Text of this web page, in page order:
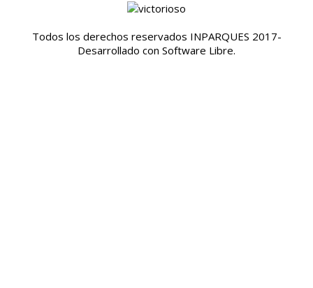
Todos los derechos reservados INPARQUES 2017-
Desarrollado con Software Libre.